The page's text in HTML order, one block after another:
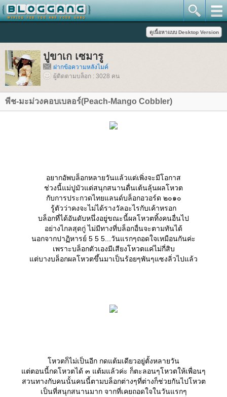
ปูขาเก เซมารู
ฝากข้อความหลังไมค์
ผู้ติดตามบล็อก : 3028 คน
พีช-มะม่วงคอบเบลอร์(Peach-Mango Cobbler)
อยากอัพบล็อกหลายวันแล้วแต่เพิ่งจะมีโอกาส
ช่วงนี้แม่ปูมัวแต่สนุกสนานตื่นเต้นลุ้นผลโหวต
กับการประกวดไทยแลนด์บล็อกอวอร์ด ๒๐๑๐
รู้ตัวว่าคงจะไม่ได้รางวัลอะไรกับเค้าหรอก
บล็อกที่ได้อันดับหนึ่งอยู่ขณะนี้ผลโหวตทิ้งคนอื่นไป
อย่างไกลสุดกู่ ไม่มีทางที่บล็อกอื่นจะตามทันได้
นอกจากปาฏิหารย์ 5 5 5...วันแรกๆถอดใจเหมือนกันค่ะ
เพราะบล็อกตัวเองมีเสียงโหวตแค่ไม่กี่สิบ
ต่บางบล็อกผลโหวตขึ้นมาเป็นร้อยๆพันๆแซงลิ่วไปแล้ว
หวตก็ไม่เป็นอีก กดแต้มเดียวอยู่ตั้งหลายวัน
ต่ตอนนี้กดโหวตได้ ๓ แต้มแล้วค่ะ ก็ตะลอนๆโหวตให้เพื่อนๆ
สวนทางกับคนนั้นคนนี้ตามบล็อกต่างๆที่ต่างก็ช่วยกันไปโหวต
เป็นที่สนุกสนานมาก จากที่เคยถอดใจในวันแรกๆ